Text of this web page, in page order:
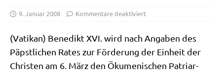
9. Januar 2008 Kommentare deaktiviert
(Vati­kan) Bene­dikt XVI. wird nach Anga­ben des
Päpst­li­chen Rates zur För­de­rung der Ein­heit der
Chri­sten am 6. März den Öku­me­ni­schen Patri­ar­